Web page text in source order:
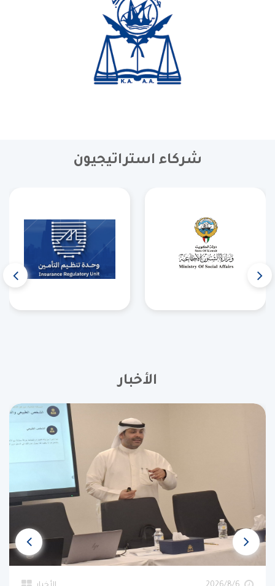
شركاء استراتيجيون
الأخبار